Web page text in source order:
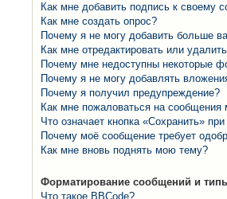
Как мне добавить подпись к своему
Как мне создать опрос?
Почему я не могу добавить больше
Как мне отредактировать или
Почему мне недоступны некоторые
Почему я не могу добавлять
Почему я получил предупреждение?
Как мне пожаловаться на сообщения
Что означает кнопка «Сохранить»
Почему моё сообщение требует
Как мне вновь поднять мою тему?
Форматирование сообщений и
Что такое BBCode?